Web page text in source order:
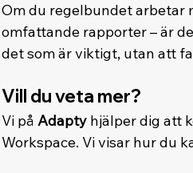
Om du regelbundet arbetar
omfattande rapporter – är
det som är viktigt, utan att
Vill du veta mer?
Vi på Adapty hjälper dig att
Workspace. Vi visar hur du